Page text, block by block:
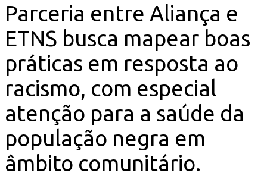
Parceria entre Aliança e
ETNS busca mapear boas
práticas em resposta ao
racismo, com especial
atenção para a saúde da
população negra em
âmbito comunitário.